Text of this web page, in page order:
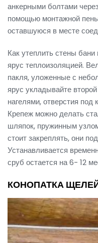
анкерными болтами
помощью монтажной
оставшуюся в месте
Как утеплить стены
ярус теплоизоляцией.
пакля, уложенные с
ярус укладывайте
нагелями, отверстия под
Крепеж можно делать
шляпок, пружинным
стоит закреплять, они
Устанавливается
сруб остается на 6- 12
КОНОПАТКА